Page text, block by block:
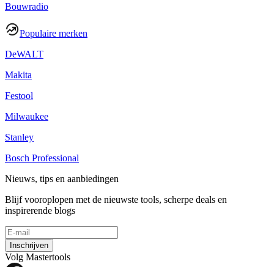
Bouwradio
Populaire merken
DeWALT
Makita
Festool
Milwaukee
Stanley
Bosch Professional
Nieuws, tips en aanbiedingen
Blijf vooroplopen met de nieuwste tools, scherpe deals en
inspirerende blogs
Inschrijven
Volg Mastertools